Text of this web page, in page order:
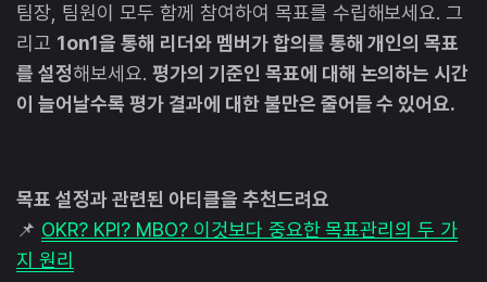
팀장, 팀원이 모두 함께 참여하여 목표를 수립해보세요. 그
리고 1on1을 통해 리더와 멤버가 합의를 통해 개인의 목표
를 설정해보세요. 평가의 기준인 목표에 대해 논의하는 시간
이 늘어날수록 평가 결과에 대한 불만은 줄어들 수 있어요.
목표 설정과 관련된 아티클을 추천드려요
📌 OKR? KPI? MBO? 이것보다 중요한 목표관리의 두 가
지 원리